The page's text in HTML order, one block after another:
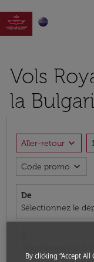

Vols
la
Aller-retour expand_more
Code promo expand_more
De
Sélectionnez le
By clicking “Accept